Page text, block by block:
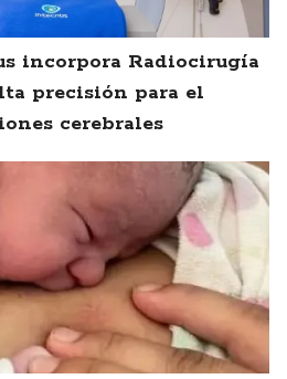
incorpora Radiocirugía
precisión para el
cerebrales